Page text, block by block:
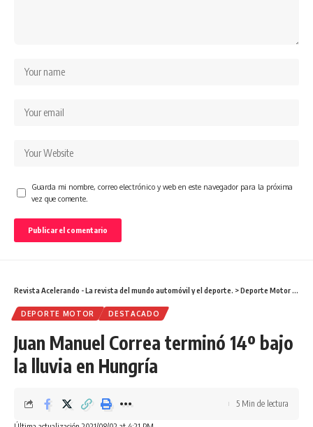
Guarda mi nombre, correo electrónico y web en este navegador para la próxima
vez que comente.
Revista Acelerando - La revista del mundo automóvil y el deporte. >Deporte Motor
DEPORTE MOTOR DESTACADO
Juan Manuel Correa terminó 14º bajo
la lluvia en Hungría
5 Min de lectura